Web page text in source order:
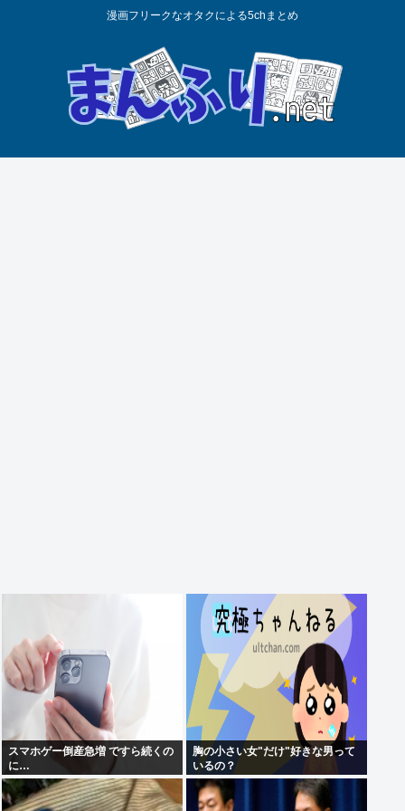
漫画フリークなオタクによる5chまとめ
スマホゲー倒産急増 ですら続くの
に…
胸の小さい女"だけ"好きな男って
いるの？